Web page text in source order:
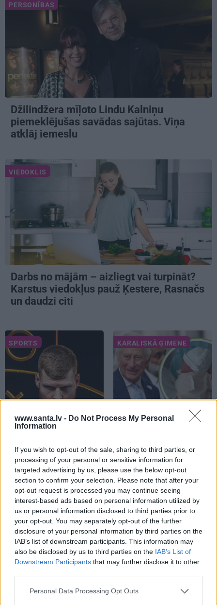
www.santa.lv - Do Not Process My Personal
Information
If you wish to opt-out of the sale, sharing to third parties, or
processing of your personal or sensitive information for
targeted advertising by us, please use the below opt-out
section to confirm your selection. Please note that after your
opt-out request is processed you may continue seeing
interest-based ads based on personal information utilized by
us or personal information disclosed to third parties prior to
your opt-out. You may separately opt-out of the further
disclosure of your personal information by third parties on the
IAB’s list of downstream participants. This information may
also be disclosed by us to third parties on the IAB’s List of
Downstream Participants that may further disclose it to other
Personal Data Processing Opt Outs
PERSONĪBAS
Džilindžera mīļoto Lindu Kalniņu
piemeklējušas savādas sajūtas. Viņa
atklāj iemeslu
VIEDOKLIS
Darbs no mājām – aizliegt vai turpināt?
Karstus viedokļus pauž Ķestere, Rasnačs
un daudzi citi
SPORTS
Basketbolists Dāvis
Bertāns pieņēmis smagu
lēmumu un dod solījumu
saviem biedriem
KARALISKĀ ĢIMENE
saņemot šo ziņu!» Britu
karaliskajā ģimenē
piedzimusi princesīte
ZIŅAS